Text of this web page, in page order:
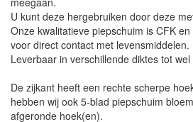
U kunt deze hergebruiken door deze
Onze kwalitatieve piepschuim is CFK
voor direct contact met levensmiddelen.
Leverbaar in verschillende diktes tot
De zijkant heeft een rechte scherpe
hebben wij ook 5-blad piepschuim
afgeronde hoek(en).